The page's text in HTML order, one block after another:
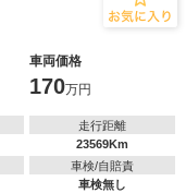
車両価格
170万円
走行距離
23569Km
車検/自賠責
車検無し